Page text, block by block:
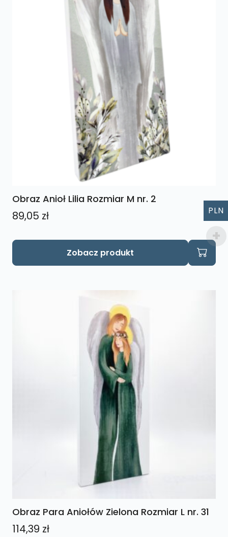
Obraz Anioł Lilia Rozmiar M nr. 2
89,05 zł
Zobacz produkt
Obraz Para Aniołów Zielona Rozmiar L nr. 31
114,39 zł
PLN